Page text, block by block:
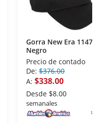
Gorra New Era
Negro
Precio de contado
De: $376.00
A: $338.00
Desde $8.00
semanales